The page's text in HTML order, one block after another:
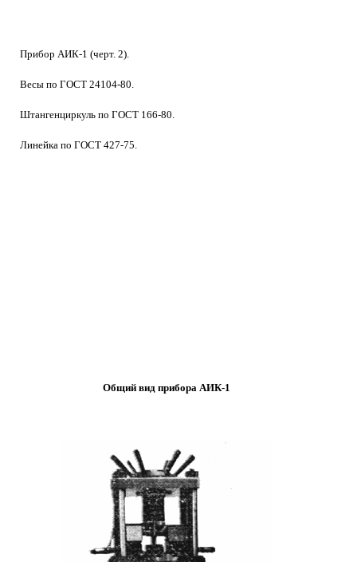
Прибор АИК-1 (черт. 2).
Весы по ГОСТ 24104-80.
Штангенциркуль по ГОСТ 166-80.
Линейка по ГОСТ 427-75.
Общий вид прибора АИК-1